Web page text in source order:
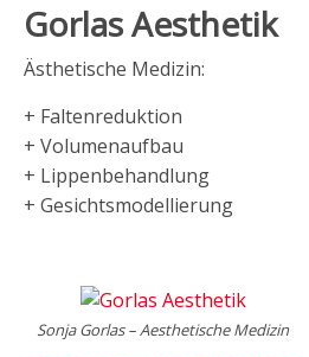
Gorlas Aesthetik
Ästhetische Medizin:
+ Faltenreduktion
+ Volumenaufbau
+ Lippenbehandlung
+ Gesichtsmodellierung
Sonja Gorlas – Aesthetische Medizin